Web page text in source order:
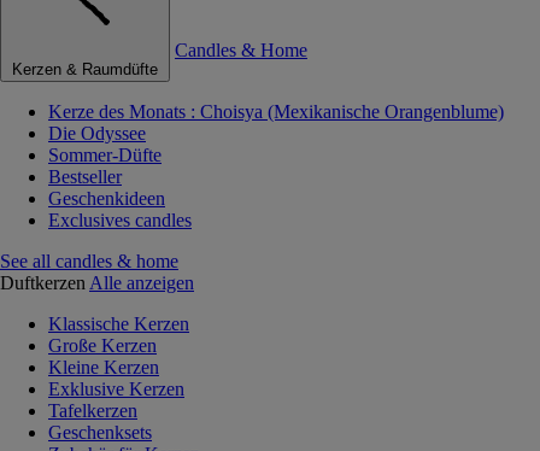
Kerzen & Raumdüfte
Candles & Home
Kerze des Monats : Choisya (Mexikanische Orangenblume)
Die Odyssee
Sommer-Düfte
Bestseller
Geschenkideen
Exclusives candles
See all candles & home
Duftkerzen Alle anzeigen
Klassische Kerzen
Große Kerzen
Kleine Kerzen
Exklusive Kerzen
Tafelkerzen
Geschenksets